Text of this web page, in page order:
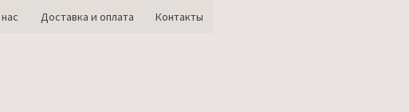
Доставка и оплата Контакты